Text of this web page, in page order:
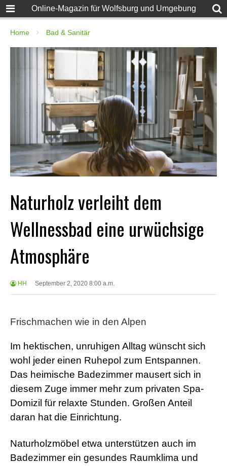
Online-Magazin für Wolfsburg und Umgebung
Home Bad & Sanitär
Naturholz verleiht dem
Wellnessbad eine urwüchsige
Atmosphäre
HH September 2, 2020 8:00 a.m.
Frischmachen wie in den Alpen
Im hektischen, unruhigen Alltag wünscht sich
wohl jeder einen Ruhepol zum Entspannen.
Das heimische Badezimmer mausert sich in
diesem Zuge immer mehr zum privaten Spa-
Domizil für relaxte Stunden. Großen Anteil
daran hat die Einrichtung.
Naturholzmöbel etwa unterstützen auch im
Badezimmer ein gesundes Raumklima und